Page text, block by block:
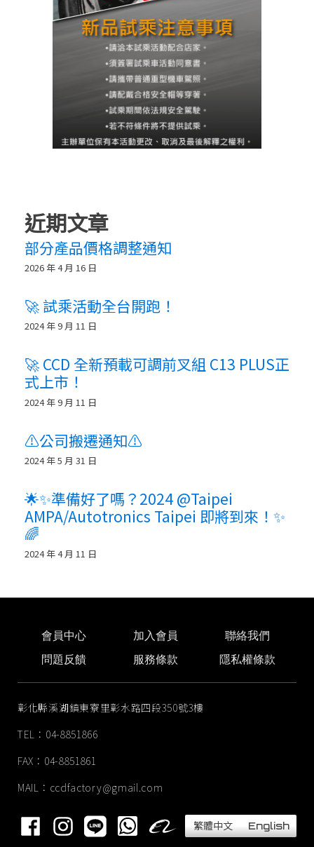
近期文章
部分產品價格調整通知
2026 年 4 月 16 日
🚀 試乘活動全台開跑！
2024 年 9 月 11 日
🚀 CCD 全新預載可調前叉組 C13 PLUS正
式上市！
2024 年 9 月 11 日
⚠️公司搬遷通知⚠️
2024 年 5 月 31 日
🌟✨準備好了嗎？2024 @Taipei
AMPA/Autotronics Taipei 即將到來！✨
🌈
2024 年 4 月 11 日
會員中心 加入會員
聯絡我們
問題反饋
服務條款 隱私權條款
彰化縣溪湖鎮東寮里彰水路四段350號3樓
TEL：04-8851866
FAX：04-8851861
MAIL： ccdfactory@gmail.com
繁體中文 English